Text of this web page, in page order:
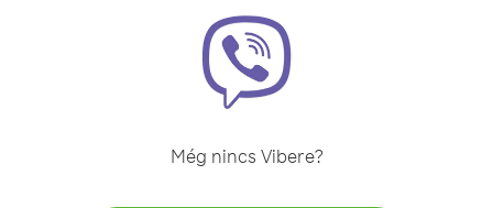
Még nincs Vibere?